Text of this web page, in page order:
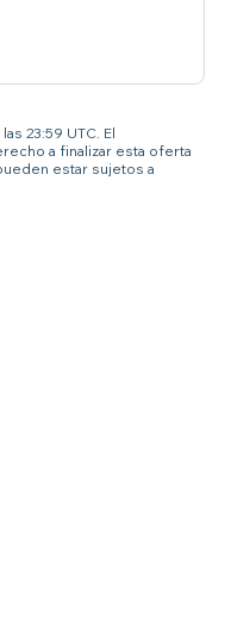
23:59 UTC. El
a finalizar esta oferta
estar sujetos a